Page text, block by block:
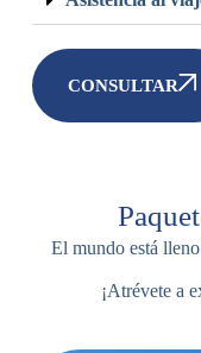
CONSULTAR
El mundo está
¡Atrévete a